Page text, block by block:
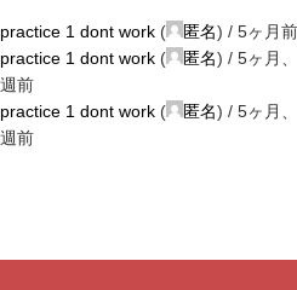
practice 1 dont work ( 匿名) / 5ヶ月前
practice 1 dont work ( 匿名) / 5ヶ月
週前
practice 1 dont work ( 匿名) / 5ヶ月
週前